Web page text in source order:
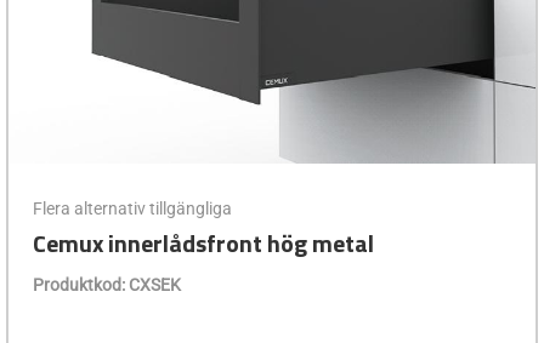
Flera alternativ tillgängliga
Cemux innerlådsfront hög metal
Produktkod: CXSEK